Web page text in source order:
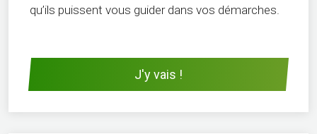
qu’ils puissent vous guider dans vos démarches.
J'y vais !